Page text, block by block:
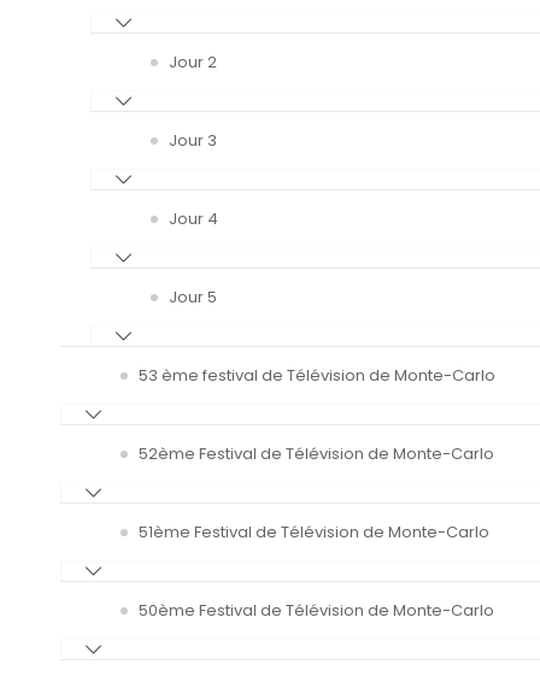
Jour 2
Jour 3
Jour 4
Jour 5
53 ème festival de Télévision de Monte-Carlo
52ème Festival de Télévision de Monte-Carlo
51ème Festival de Télévision de Monte-Carlo
50ème Festival de Télévision de Monte-Carlo